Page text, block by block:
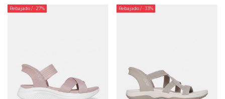
Rebajado/ -27% Rebajado/ -33%